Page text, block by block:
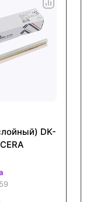
DK-